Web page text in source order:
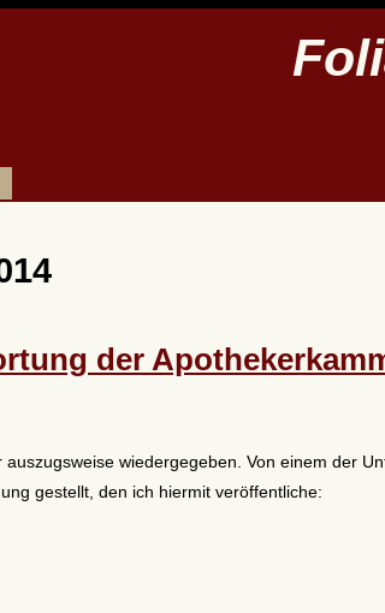
der
wiedergegeben. Von einem der
gestellt, den ich hiermit veröffentliche: